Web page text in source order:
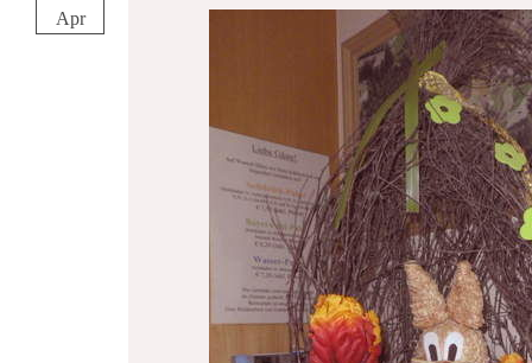
Apr